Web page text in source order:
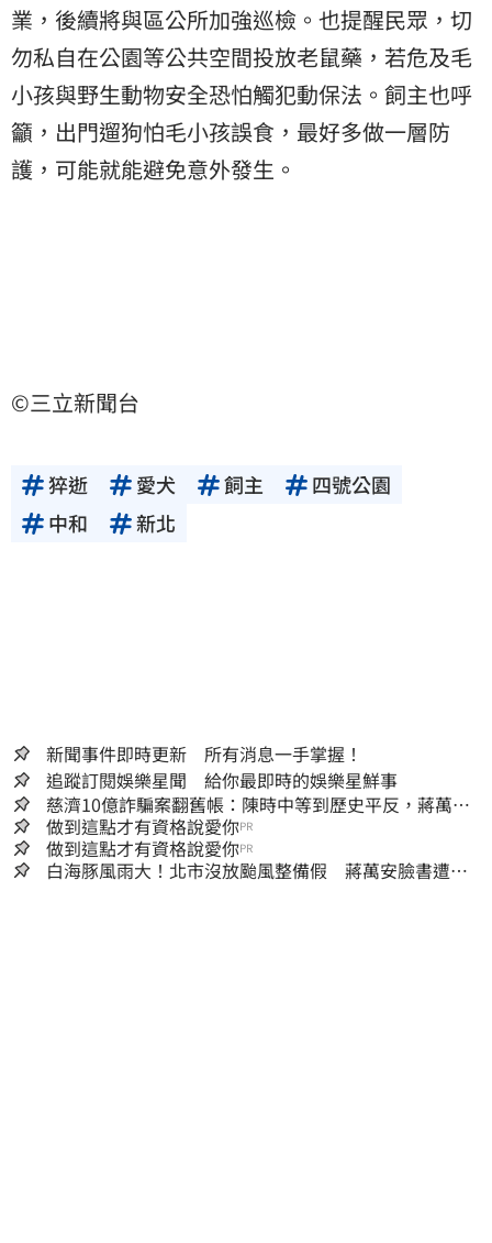
業，後續將與區公所加強巡檢。也提醒民眾，切
勿私自在公園等公共空間投放老鼠藥，若危及毛
小孩與野生動物安全恐怕觸犯動保法。飼主也呼
籲，出門遛狗怕毛小孩誤食，最好多做一層防
護，可能就能避免意外發生。
©三立新聞台
猝逝 愛犬 飼主
四號公園
中和
新北
新聞事件即時更新 所有消息一手掌握！
追蹤訂閱娛樂星聞 給你最即時的娛樂星鮮事
慈濟10億詐騙案翻舊帳：陳時中等到歷史平反，蔣萬安
償還2022政治利息
做到這點才有資格說愛你PR
做到這點才有資格說愛你PR
白海豚風雨大！北市沒放颱風整備假 蔣萬安臉書遭網